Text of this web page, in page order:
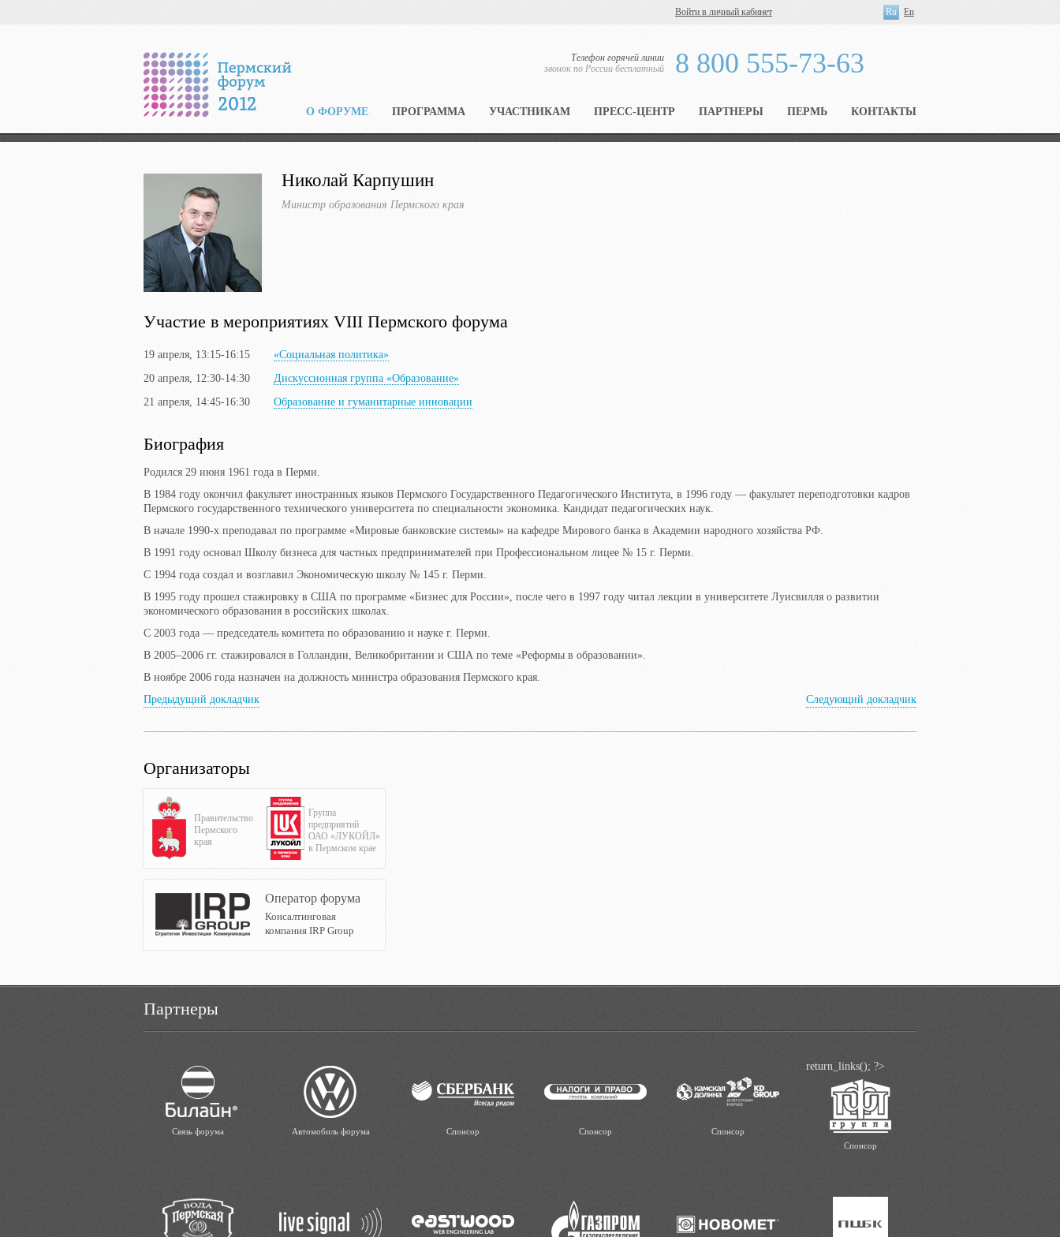
Войти в личный кабинет Ru En
Телефон горячей линии
звонок по России бесплатный
8 800 555-73-63
О ФОРУМЕ ПРОГРАММА УЧАСТНИКАМ ПРЕСС-ЦЕНТР ПАРТНЕРЫ ПЕРМЬ КОНТАКТЫ
Николай Карпушин
Министр образования Пермского края
Участие в мероприятиях VIII Пермского форума
19 апреля, 13:15-16:15
«Социальная политика»
20 апреля, 12:30-14:30
Дискуссионная группа «Образование»
21 апреля, 14:45-16:30
Образование и гуманитарные инновации
Биография
Родился 29 июня 1961 года в Перми.
В 1984 году окончил факультет иностранных языков Пермского Государственного Педагогического Института, в 1996 году — факультет переподготовки кадров
Пермского государственного технического университета по специальности экономика. Кандидат педагогических наук.
В начале 1990-х преподавал по программе «Мировые банковские системы» на кафедре Мирового банка в Академии народного хозяйства РФ.
В 1991 году основал Школу бизнеса для частных предпринимателей при Профессиональном лицее № 15 г. Перми.
С 1994 года создал и возглавил Экономическую школу № 145 г. Перми.
В 1995 году прошел стажировку в США по программе «Бизнес для России», после чего в 1997 году читал лекции в университете Луисвилля о развитии
экономического образования в российских школах.
С 2003 года — председатель комитета по образованию и науке г. Перми.
В 2005–2006 гг. стажировался в Голландии, Великобритании и США по теме «Реформы в образовании».
В ноябре 2006 года назначен на должность министра образования Пермского края.
Предыдущий докладчик
Следующий докладчик
Организаторы
Правительство
Пермского
края
Группа
предприятий
ОАО «ЛУКОЙЛ»
в Пермском крае
Оператор форума
Консалтинговая
компания IRP Group
Партнеры
return_links(); ?>
Связь форума Автомобиль форума Спонсор Спонсор
Спонсор
Спонсор